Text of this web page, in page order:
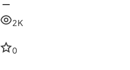
2K
0